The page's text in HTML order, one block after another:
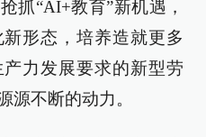
抓“AI+教育”新机遇，
形态，培养造就更多
力发展要求的新型劳
源不断的动力。